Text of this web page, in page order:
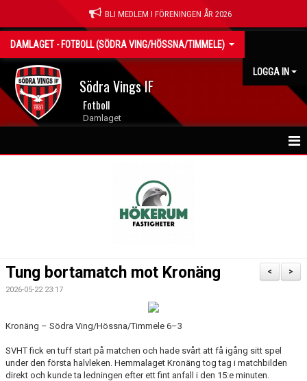
BLI MEDLEM I FÖRENINGEN ÅR 2026
DAMLAGET - FOTBOLL (SÖDRA VING/HÖSSNA/TIMMELE)
LOGGA IN
Södra Vings IF
Fotboll
Damlaget
TRUPPEN
>
<
Tung bortamatch mot Kronäng
2026-05-22 23:17
Kronäng – Södra Ving/Hössna/Timmele 6–3
SVHT fick en tuff start på matchen och hade svårt att få igång sitt spel
under den första halvleken. Hemmalaget Kronäng tog tag i matchbilden
direkt och kunde ta ledningen efter ett fint anfall i den 15:e minuten.